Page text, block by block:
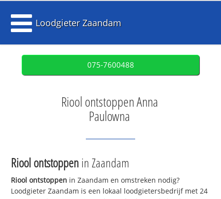
Loodgieter Zaandam
075-7600488
Riool ontstoppen Anna
Paulowna
Riool ontstoppen in Zaandam
Riool ontstoppen in Zaandam en omstreken nodig?
Loodgieter Zaandam is een lokaal loodgietersbedrijf met 24